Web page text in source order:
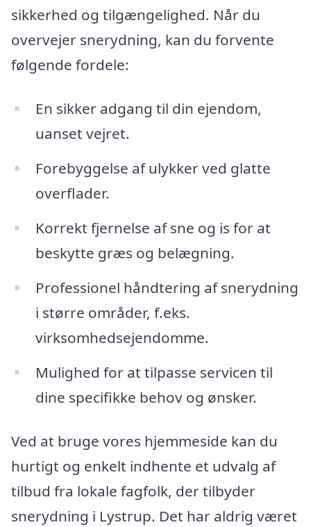
sikkerhed og tilgængelighed. Når du
overvejer snerydning, kan du forvente
følgende fordele:
En sikker adgang til din ejendom,
uanset vejret.
Forebyggelse af ulykker ved glatte
overflader.
Korrekt fjernelse af sne og is for at
beskytte græs og belægning.
Professionel håndtering af snerydning
i større områder, f.eks.
virksomhedsejendomme.
Mulighed for at tilpasse servicen til
dine specifikke behov og ønsker.
Ved at bruge vores hjemmeside kan du
hurtigt og enkelt indhente et udvalg af
tilbud fra lokale fagfolk, der tilbyder
snerydning i Lystrup. Det har aldrig været